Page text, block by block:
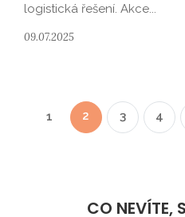
logistická řešení. Akce...
09.07.2025
1 2 3 4
CO NEVÍTE,